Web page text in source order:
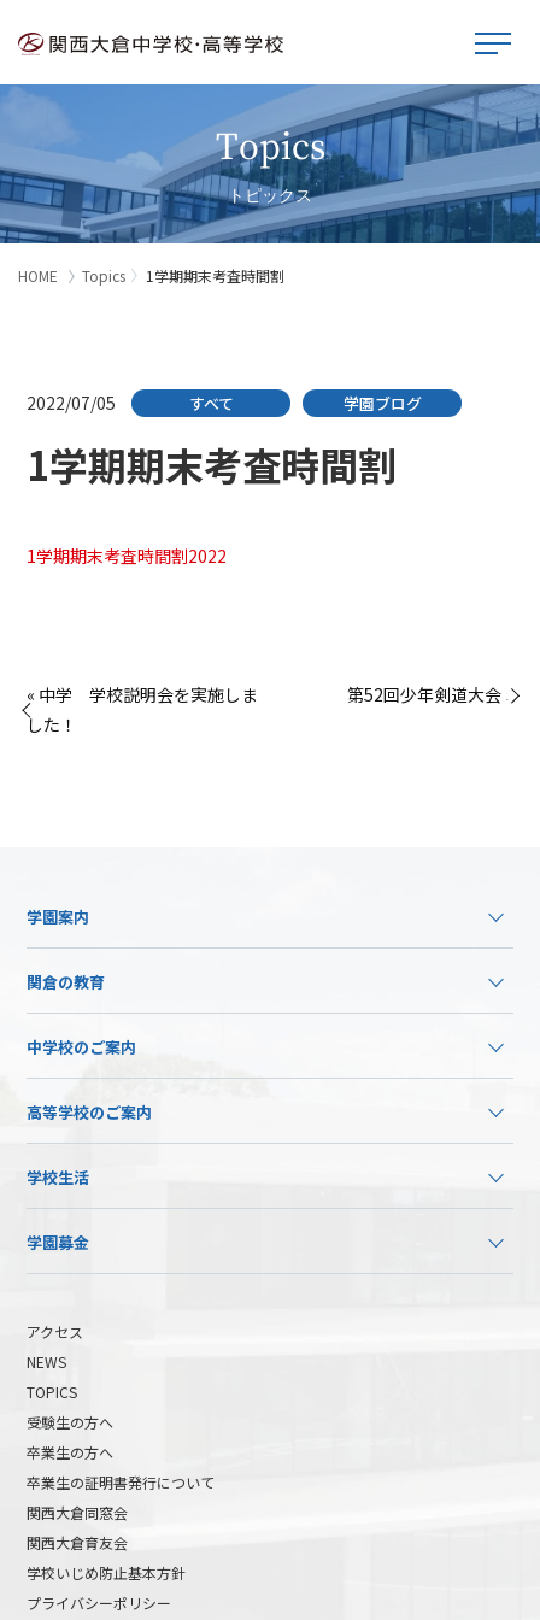
Topics
トピックス
HOME Topics 1学期期末考査時間割
2022/07/05 すべて 学園ブログ
1学期期末考査時間割
1学期期末考査時間割2022
« 中学 学校説明会を実施しま
した！
第52回少年剣道大会 »
学園案内
関倉の教育
中学校のご案内
高等学校のご案内
学校生活
学園募金
アクセス
NEWS
TOPICS
受験生の方へ
卒業生の方へ
卒業生の証明書発行について
関西大倉同窓会
関西大倉育友会
学校いじめ防止基本方針
プライバシーポリシー